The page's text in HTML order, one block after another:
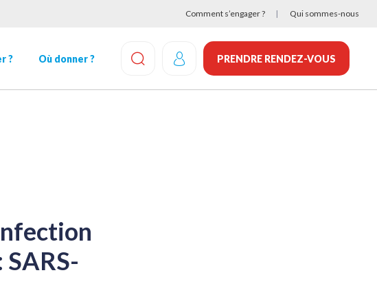
Comment s’engager ? Qui sommes-nous
? Où donner ?
EFFECTUEZ UNE RECHERCHE
PRENDRE RENDEZ-VOUS